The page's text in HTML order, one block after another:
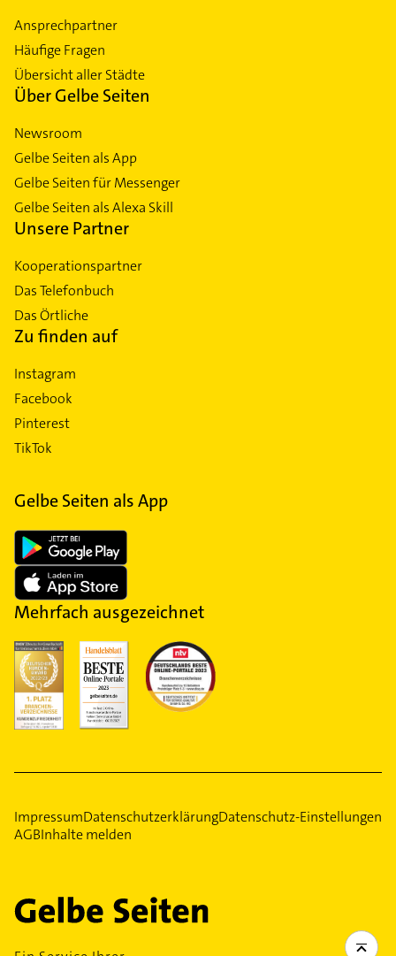
Ansprechpartner
Häufige Fragen
Übersicht aller Städte
Über Gelbe Seiten
Newsroom
Gelbe Seiten als App
Gelbe Seiten für Messenger
Gelbe Seiten als Alexa Skill
Unsere Partner
Kooperationspartner
Das Telefonbuch
Das Örtliche
Zu finden auf
Instagram
Facebook
Pinterest
TikTok
Gelbe Seiten als App
Mehrfach ausgezeichnet
ImpressumDatenschutzerklärungDatenschutz-Einstellungen
AGBInhalte melden